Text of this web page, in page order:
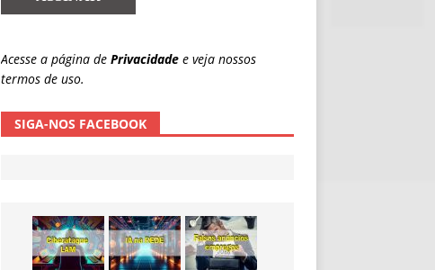
Acesse a página de Privacidade e veja nossos
termos de uso.
SIGA-NOS FACEBOOK